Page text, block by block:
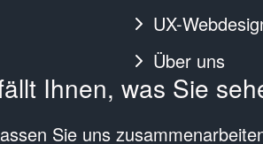
UX-
Über uns
Ihnen, was Sie
Sie uns